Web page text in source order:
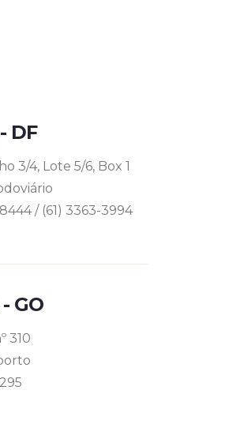
DF
3/4, Lote 5/6, Box 1
/ (61) 3363-3994
GO
310